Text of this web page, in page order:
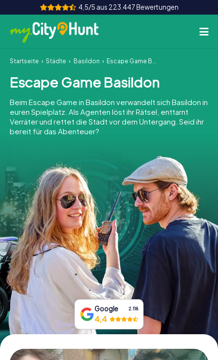
4,5/5 aus 223.447 Bewertungen
So funktioniert's
Städte
Touren
Teamevent
INT AT CH
DE
ES
FR UK
IE
IT
NL
Tickets buchen
Gutscheine bestellen
Startseite Städte Basildon Escape Game Basildon
Escape Game Basildon
Beim Escape Game in Basildon verwandelt sich Basildon in
euren Spielplatz. Als Agenten löst ihr Rätsel, enttarnt
Verräter und rettet die Stadt vor dem Untergang. Seid ihr
bereit für das Abenteuer?
Google 2.118
4,4